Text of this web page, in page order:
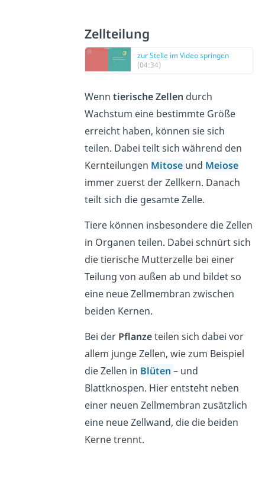
Zellteilung
zur Stelle im Video springen
(04:34)
Wenntierische Zellen durch
Wachstum eine bestimmte Größe
erreicht haben, können sie sich
teilen. Dabei teilt sich während den
Kernteilungen Mitose und Meiose
immer zuerst der Zellkern. Danach
teilt sich die gesamte Zelle.
Tiere können insbesondere die Zellen
in Organen teilen. Dabei schnürt sich
die tierische Mutterzelle bei einer
Teilung von außen ab und bildet so
eine neue Zellmembran zwischen
beiden Kernen.
Bei der Pflanzeteilen sich dabei vor
allem junge Zellen, wie zum Beispiel
die Zellen in Blüten– und
Blattknospen. Hier entsteht neben
einer neuen Zellmembran zusätzlich
eine neue Zellwand, die die beiden
Kerne trennt.